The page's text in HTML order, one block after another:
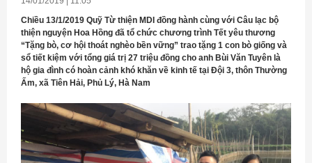
Chiều 13/1/2019 Quỹ Từ thiện MDI đồng hành cùng với Câu lạc bộ
thiện nguyện Hoa Hồng đã tổ chức chương trình Tết yêu thương
“Tặng bò, cơ hội thoát nghèo bền vững” trao tặng 1 con bò giống và
sổ tiết kiệm với tổng giá trị 27 triệu đồng cho anh Bùi Văn Tuyên là
hộ gia đình có hoàn cảnh khó khăn về kinh tế tại Đội 3, thôn Thường
Ấm, xã Tiên Hải, Phủ Lý, Hà Nam